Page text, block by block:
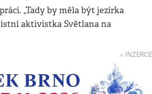
„Tady by měla být jezírka
aktivistka Světlana na
↓ INZERCE